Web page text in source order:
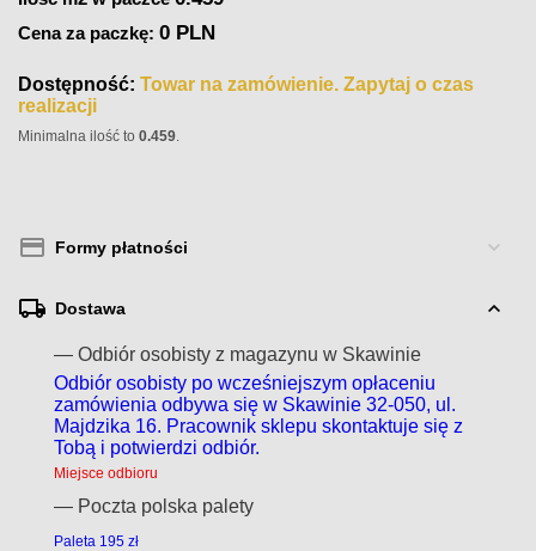
Cena za paczkę:0 PLN
Dostępność: Towar na zamówienie. Zapytaj o czas
realizacji
Minimalna ilość to0.459.
Formy płatności
Dostawa
— Odbiór osobisty z magazynu w Skawinie
Odbiór osobisty po wcześniejszym opłaceniu
zamówienia odbywa się w Skawinie 32-050, ul.
Majdzika 16. Pracownik sklepu skontaktuje się z
Tobą i potwierdzi odbiór.
Miejsce odbioru
— Poczta polska palety
Paleta 195 zł